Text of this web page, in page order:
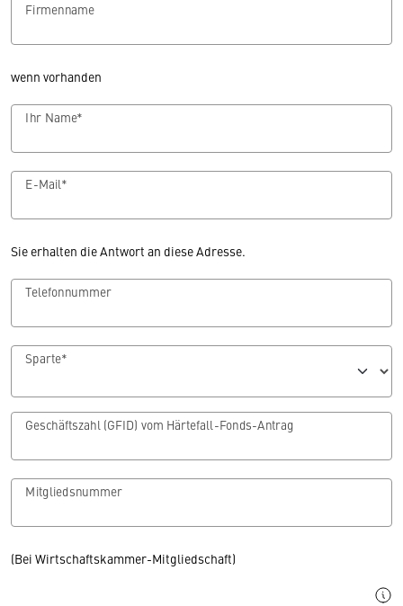
Firmenname
wenn vorhanden
Ihr Name*
E-Mail*
Sie erhalten die Antwort an diese Adresse.
Telefonnummer
Sparte*
Geschäftszahl (GFID) vom Härtefall-Fonds-Antrag
Mitgliedsnummer
(Bei Wirtschaftskammer-Mitgliedschaft)